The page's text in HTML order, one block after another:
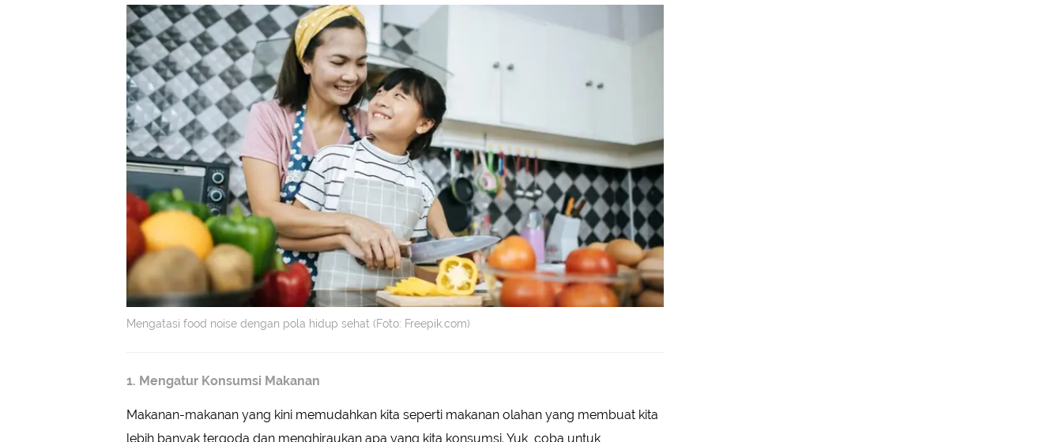
Mengatasi food noise dengan pola hidup sehat (Foto: Freepik.com)
1. Mengatur Konsumsi Makanan
Makanan-makanan yang kini memudahkan kita seperti makanan olahan yang membuat kita
lebih banyak tergoda dan menghiraukan apa yang kita konsumsi. Yuk, coba untuk